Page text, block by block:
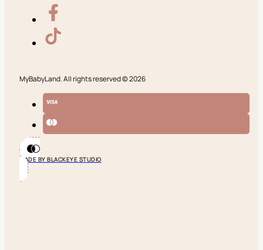
MyBabyLand. All rights reserved © 2026
MADE BY BLACKEYE STUDIO